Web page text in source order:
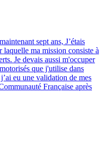
sept ans, J’étais
ma mission consiste à
Je devais aussi m'occuper
que j'utilise dans
eu une validation de mes
Française après